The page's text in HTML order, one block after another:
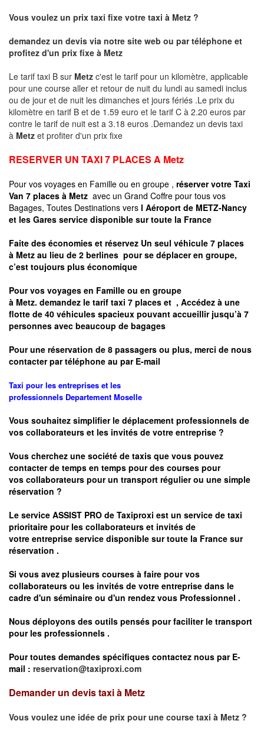
Vous voulez un prix taxi fixe votre taxi à Metz ?
demandez un devis via notre site web ou par téléphone et
profitez d'un prix fixe à Metz
Le tarif taxi B sur Metz c'est le tarif pour un kilomètre, applicable
pour une course aller et retour de nuit du lundi au samedi inclus
ou de jour et de nuit les dimanches et jours fériés .Le prix du
kilomètre en tarif B et de 1.59 euro et le tarif C à 2.20 euros par
contre le tarif de nuit est a 3.18 euros .Demandez un devis taxi
à Metz et profiter d'un prix fixe
RESERVER UN TAXI 7 PLACES A Metz
Pour vos voyages en Famille ou en groupe , réserver votre Taxi
Van 7 places à Metz avec un Grand Coffre pour tous vos
Bagages, Toutes Destinations vers l Aéroport de METZ-Nancy
et les Gares service disponible sur toute la France
Faite des économies et réservez Un seul véhicule 7 places
à Metz au lieu de 2 berlines pour se déplacer en groupe,
c’est toujours plus économique
Pour vos voyages en Famille ou en groupe
à Metz. demandez le tarif taxi 7 places et , Accédez à une
flotte de 40 véhicules spacieux pouvant accueillir jusqu’à 7
personnes avec beaucoup de bagages
Pour une réservation de 8 passagers ou plus, merci de nous
contacter par téléphone au par E-mail
Taxi pour les entreprises et les
professionnels Departement Moselle
Vous souhaitez simplifier le déplacement professionnels de
vos collaborateurs et les invités de votre entreprise ?
Vous cherchez une société de taxis que vous pouvez
contacter de temps en temps pour des courses pour
vos collaborateurs pour un transport régulierou une simple
réservation ?
Le service ASSIST PRO de Taxiproxi est un service de taxi
prioritaire pour les collaborateurs et invités de
votre entreprise service disponible sur toute la France sur
réservation .
Si vous avez plusieurs courses à faire pour vos
collaborateurs ou les invités de votre entreprise dans le
cadre d'un séminaire ou d'un rendez vous Professionnel .
Nous déployons des outils pensés pour faciliter le transport
pour les professionnels .
Pour toutes demandes spécifiques contactez nous par E-
mail : reservation@taxiproxi.com
Demander un devis taxi à Metz
Vous voulez une idée de prix pour une course taxi à Metz ?